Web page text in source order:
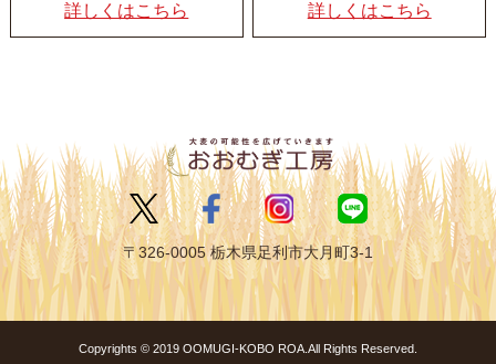
詳しくはこちら 詳しくはこちら
〒326-0005 栃木県足利市大月町3-1
Copyrights © 2019 OOMUGI-KOBO ROA.All Rights Reserved.